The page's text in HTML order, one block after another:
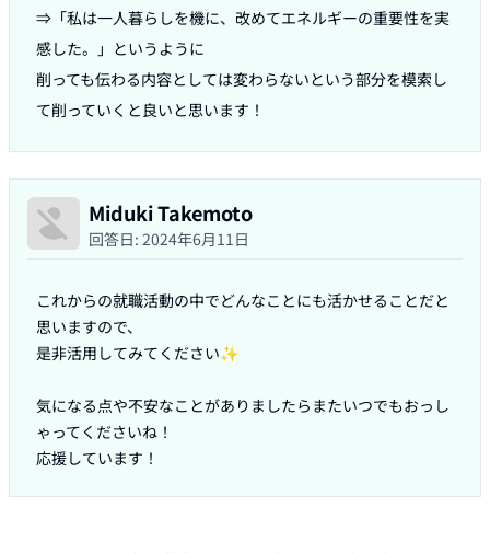
⇒「私は一人暮らしを機に、改めてエネルギーの重要性を実
感した。」というように
削っても伝わる内容としては変わらないという部分を模索し
て削っていくと良いと思います！
Miduki Takemoto
回答日: 2024年6月11日
これからの就職活動の中でどんなことにも活かせることだと
思いますので、
是非活用してみてください✨
気になる点や不安なことがありましたらまたいつでもおっし
ゃってくださいね！
応援しています！